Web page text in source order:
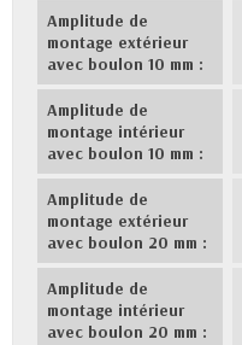
Amplitude de
montage extérieur
avec boulon 10 mm :
Amplitude de
montage intérieur
avec boulon 10 mm :
Amplitude de
montage extérieur
avec boulon 20 mm :
Amplitude de
montage intérieur
avec boulon 20 mm :